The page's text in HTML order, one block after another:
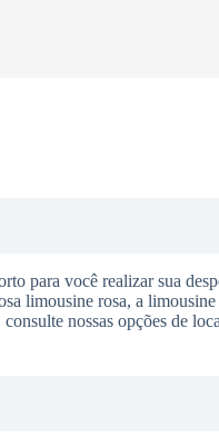
para você realizar sua
limousine rosa, a
nossas opções de